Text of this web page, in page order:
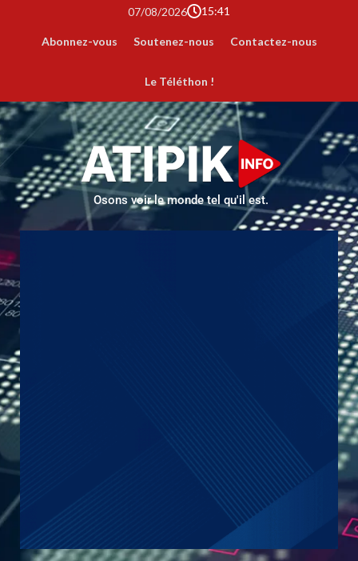
07/08/2026 15:41
Abonnez-vous Soutenez-nous Contactez-nous
Le Téléthon !
Osons voir le monde tel qu'il est.